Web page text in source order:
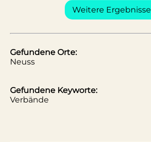
Weitere Ergebnisse
Gefundene Orte:
Neuss
Gefundene Keyworte:
Verbände